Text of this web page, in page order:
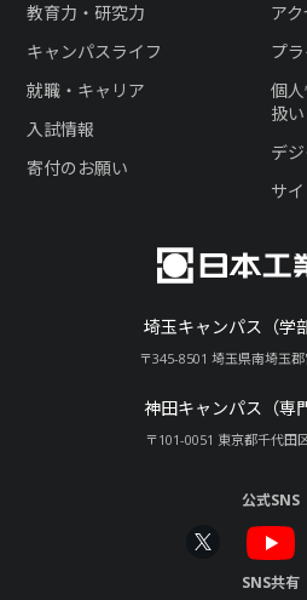
埼玉キャンパス（学
〒345-8501 埼玉県南埼玉
神田キャンパス（専
〒101-0051 東京都千代田
教育力・研究力
キャンパスライフ
就職・キャリア
入試情報
寄付のお願い
ア
プ
個
扱い
デ
サ
公式SNS
SNS共有